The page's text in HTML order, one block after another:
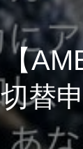
【
切替